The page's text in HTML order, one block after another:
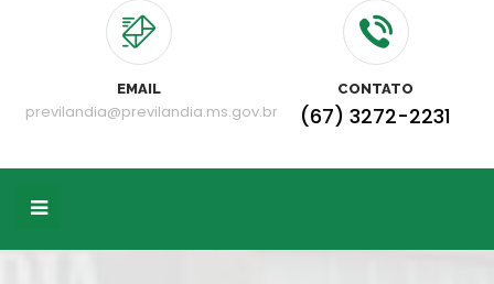
EMAIL
previlandia@previlandia.ms.gov.br
CONTATO
(67) 3272-2231